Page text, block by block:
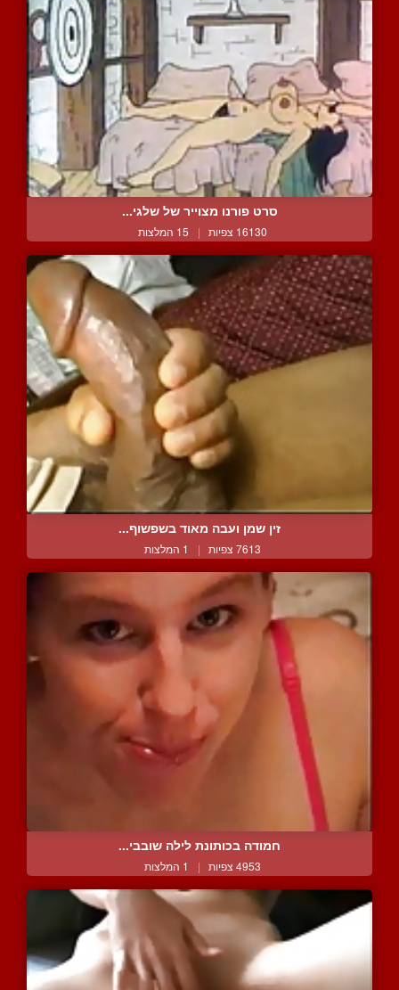
סרט פורנו מצוייר של שלגי...
16130 צפיות | 15 המלצות
זין שמן ועבה מאוד בשפשוף...
7613 צפיות | 1 המלצות
חמודה בכותונת לילה שובבי...
4953 צפיות | 1 המלצות